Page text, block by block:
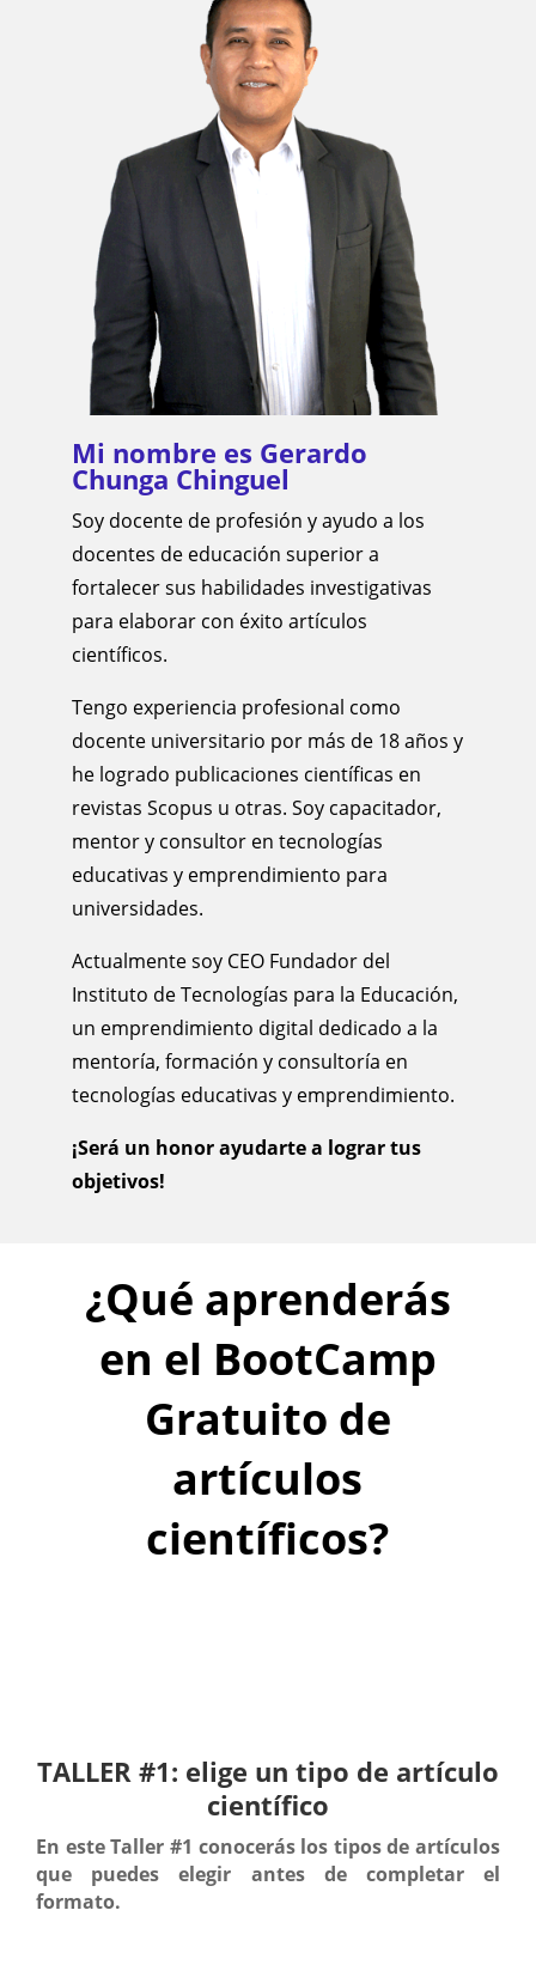
Mi nombre es Gerardo
Chunga Chinguel
Soy docente de profesión y ayudo a los
docentes de educación superior a
fortalecer sus habilidades investigativas
para elaborar con éxito artículos
científicos.
Tengo experiencia profesional como
docente universitario por más de 18 años y
he logrado publicaciones científicas en
revistas Scopus u otras. Soy capacitador,
mentor y consultor en tecnologías
educativas y emprendimiento para
universidades.
Actualmente soy CEO Fundador del
Instituto de Tecnologías para la Educación,
un emprendimiento digital dedicado a la
mentoría, formación y consultoría en
tecnologías educativas y emprendimiento.
¡Será un honor ayudarte a lograr tus
objetivos!
¿Qué aprenderás
en el BootCamp
Gratuito de
artículos
científicos?
TALLER #1: elige un tipo de artículo
científico
En este Taller #1 conocerás los tipos de artículos
que puedes elegir antes de completar el
formato.